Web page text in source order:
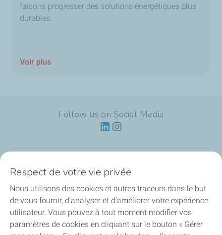
faisons progresser des solutions énergétiques plus
durables.
Voir plus
Follow us on Social Media
Lubrifiants
Actualités
Partenariats
Respect de votre vie privée
Nous utilisons des cookies et autres traceurs dans le but
de vous fournir, d’analyser et d’améliorer votre expérience
utilisateur. Vous pouvez à tout moment modifier vos
paramètres de cookies en cliquant sur le bouton « Gérer